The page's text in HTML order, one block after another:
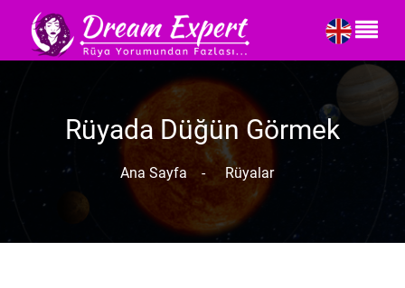
Rüyada Düğün Görmek
Ana Sayfa - Rüyalar